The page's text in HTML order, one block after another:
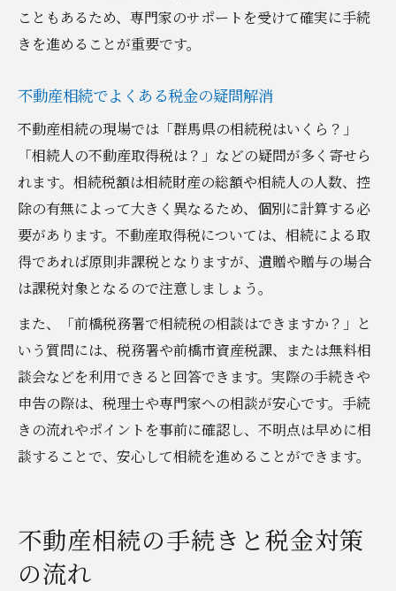
こともあるため、専門家のサポートを受けて確実に手続
きを進めることが重要です。
不動産相続でよくある税金の疑問解消
不動産相続の現場では「群馬県の相続税はいくら？」
「相続人の不動産取得税は？」などの疑問が多く寄せら
れます。相続税額は相続財産の総額や相続人の人数、控
除の有無によって大きく異なるため、個別に計算する必
要があります。不動産取得税については、相続による取
得であれば原則非課税となりますが、遺贈や贈与の場合
は課税対象となるので注意しましょう。
また、「前橋税務署で相続税の相談はできますか？」と
いう質問には、税務署や前橋市資産税課、または無料相
談会などを利用できると回答できます。実際の手続きや
申告の際は、税理士や専門家への相談が安心です。手続
きの流れやポイントを事前に確認し、不明点は早めに相
談することで、安心して相続を進めることができます。
不動産相続の手続きと税金対策
の流れ